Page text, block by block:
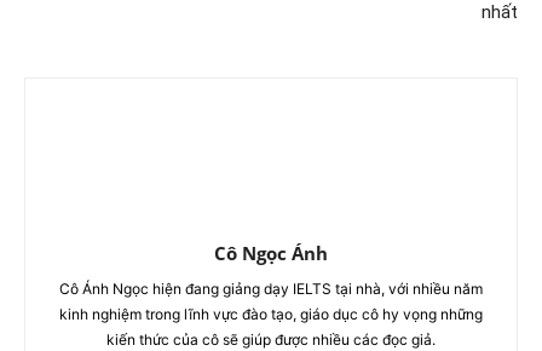
nhất
Cô Ngọc Ánh
Cô Ánh Ngọc hiện đang giảng dạy IELTS tại nhà, với nhiều năm
kinh nghiệm trong lĩnh vực đào tạo, giáo dục cô hy vọng những
kiến thức của cô sẽ giúp được nhiều các đọc giả.